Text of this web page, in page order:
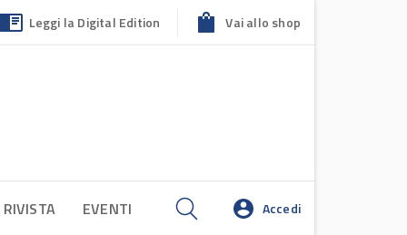
Leggi la Digital Edition Vai allo shop
EVENTI Accedi